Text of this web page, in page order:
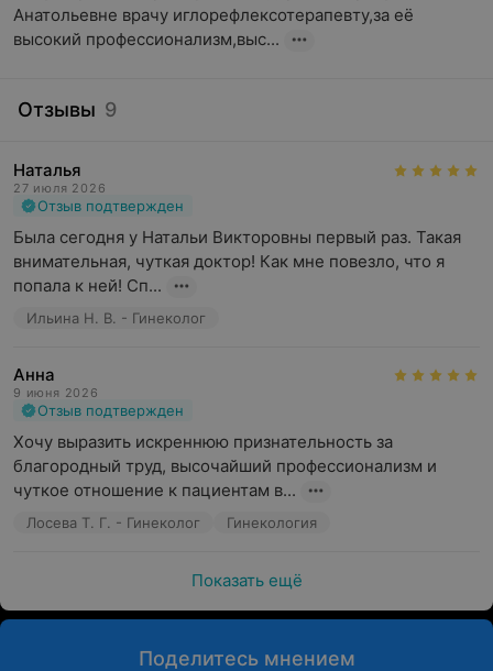
Анатольевне врачу иглорефлексотерапевту,за её
высокий профессионализм,выс...
Отзывы 9
Наталья
27 июля 2026
Отзыв подтвержден
Была сегодня у Натальи Викторовны первый раз. Такая
внимательная, чуткая доктор! Как мне повезло, что я
попала к ней! Сп...
Ильина Н. В. - Гинеколог
Анна
9 июня 2026
Отзыв подтвержден
Хочу выразить искреннюю признательность за
благородный труд, высочайший профессионализм и
чуткое отношение к пациентам в...
Лосева Т. Г. - Гинеколог Гинекология
Показать ещё
Поделитесь мнением